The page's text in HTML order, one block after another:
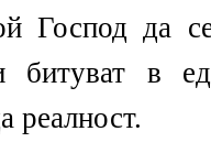
Господ да
битуват в
реалност.